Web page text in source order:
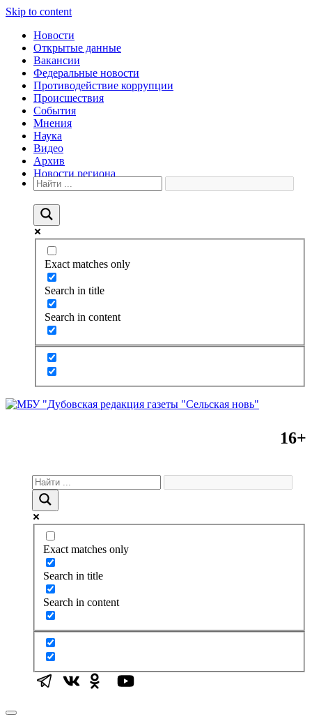
Skip to content
Новости
Открытые данные
Вакансии
Федеральные новости
Противодействие коррупции
Происшествия
События
Мнения
Наука
Видео
Архив
Новости региона
Exact matches only
Search in title
Search in content
16+
Exact matches only
Search in title
Search in content